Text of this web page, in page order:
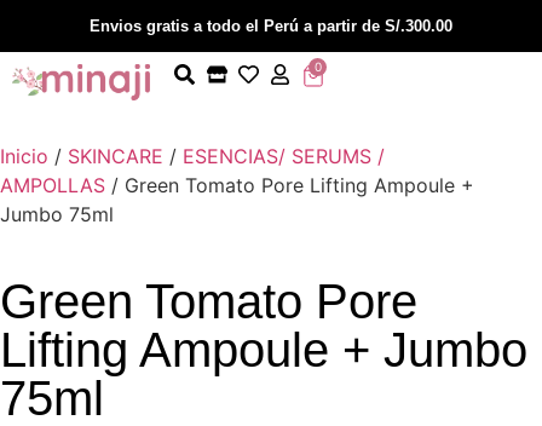
Envios gratis a todo el Perú a partir de S/.300.00
0
Inicio / SKINCARE / ESENCIAS/ SERUMS /
AMPOLLAS / Green Tomato Pore Lifting Ampoule +
Jumbo 75ml
Green Tomato Pore
Lifting Ampoule + Jumbo
75ml